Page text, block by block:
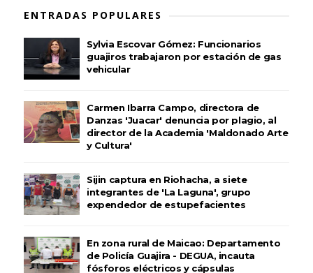
ENTRADAS POPULARES
Sylvia Escovar Gómez: Funcionarios
guajiros trabajaron por estación de gas
vehicular
Carmen Ibarra Campo, directora de
Danzas 'Juacar' denuncia por plagio, al
director de la Academia 'Maldonado Arte
y Cultura'
Sijin captura en Riohacha, a siete
integrantes de 'La Laguna', grupo
expendedor de estupefacientes
En zona rural de Maicao: Departamento
de Policía Guajira - DEGUA, incauta
fósforos eléctricos y cápsulas